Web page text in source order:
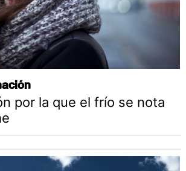
por la que el frío se nota